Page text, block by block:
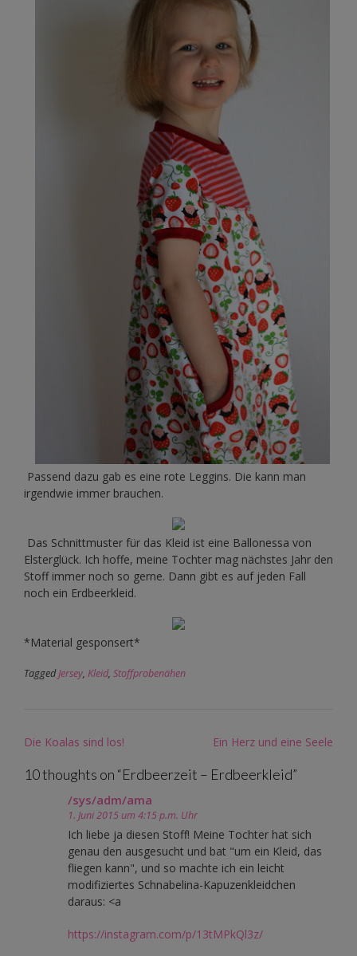
Passend dazu gab es eine rote Leggins. Die kann man
irgendwie immer brauchen.
Das Schnittmuster für das Kleid ist eine Ballonessa von
Elsterglück. Ich hoffe, meine Tochter mag nächstes Jahr den
Stoff immer noch so gerne. Dann gibt es auf jeden Fall
noch ein Erdbeerkleid.
*Material gesponsert*
TaggedJersey, Kleid, Stoffprobenähen
Post
Die Koalas sind los! Ein Herz und eine Seele
10 thoughts on “Erdbeerzeit – Erdbeerkleid”
/sys/adm/ama
1. Juni 2015 um 4:15 p.m. Uhr
Ich liebe ja diesen Stoff! Meine Tochter hat sich
genau den ausgesucht und bat "um ein Kleid, das
fliegen kann", und so machte ich ein leicht
modifiziertes Schnabelina-Kapuzenkleidchen
daraus: <a
https://instagram.com/p/13tMPkQl3z/